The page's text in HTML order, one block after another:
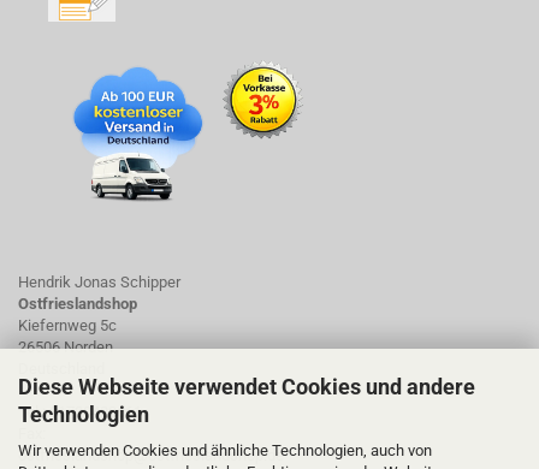
Diese Webseite verwendet Cookies und andere
Technologien
Wir verwenden Cookies und ähnliche Technologien, auch von
Hendrik Jonas Schipper
Ostfrieslandshop
Kiefernweg 5c
26506 Norden
Tel.: 01723423661
ostfrieslandshop@ostfrieslandshop.de